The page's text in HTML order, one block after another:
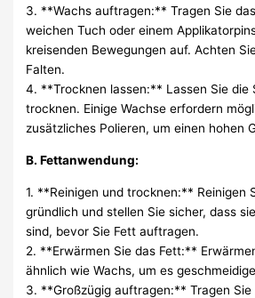
3. **Wachs auftragen:** Tragen Sie
weichen Tuch oder einem
kreisenden Bewegungen auf. Achten
Falten.
4. **Trocknen lassen:** Lassen Sie die
trocknen. Einige Wachse erfordern
zusätzliches Polieren, um einen hohen
B. Fettanwendung:
1. **Reinigen und trocknen:** Reinigen
gründlich und stellen Sie sicher, dass
sind, bevor Sie Fett auftragen.
2. **Erwärmen Sie das Fett:**
ähnlich wie Wachs, um es
3. **Großzügig auftragen:** Tragen Sie